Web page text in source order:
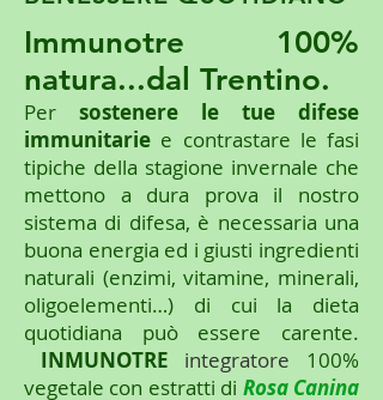
Immunotre 100%
natura...dal Trentino.
Per sostenere le tue difese
immunitarie e contrastare le fasi
tipiche della stagione invernale che
mettono a dura prova il nostro
sistema di difesa, è necessaria una
buona energia ed i giusti ingredienti
naturali (enzimi, vitamine, minerali,
oligoelementi…) di cui la dieta
quotidiana può essere carente.
INMUNOTRE
integratore 100%
vegetale con estratti di Rosa Canina